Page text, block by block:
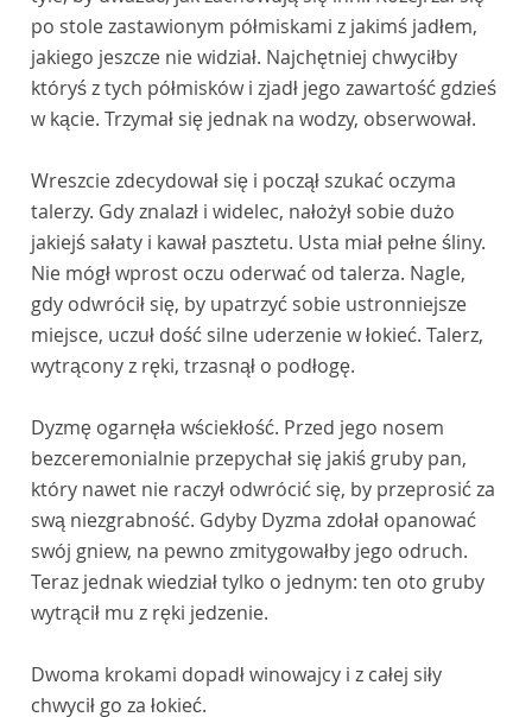
po stole zastawionym półmiskami z jakimś jadłem,
jakiego jeszcze nie widział. Najchętniej chwyciłby
któryś z tych półmisków i zjadł jego zawartość gdzieś
w kącie. Trzymał się jednak na wodzy, obserwował.
Wreszcie zdecydował się i począł szukać oczyma
talerzy. Gdy znalazł i widelec, nałożył sobie dużo
jakiejś sałaty i kawał pasztetu. Usta miał pełne śliny.
Nie mógł wprost oczu oderwać od talerza. Nagle,
gdy odwrócił się, by upatrzyć sobie ustronniejsze
miejsce, uczuł dość silne uderzenie w łokieć. Talerz,
wytrącony z ręki, trzasnął o podłogę.
Dyzmę ogarnęła wściekłość. Przed jego nosem
bezceremonialnie przepychał się jakiś gruby pan,
który nawet nie raczył odwrócić się, by przeprosić za
swą niezgrabność. Gdyby Dyzma zdołał opanować
swój gniew, na pewno zmitygowałby jego odruch.
Teraz jednak wiedział tylko o jednym: ten oto gruby
wytrącił mu z ręki jedzenie.
Dwoma krokami dopadł winowajcy i z całej siły
chwycił go za łokieć.